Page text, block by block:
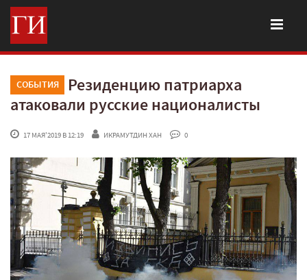
СОБЫТИЯ
Резиденцию патриарха
атаковали русские националисты
17 МАЯ'2019 В 12:19 ИКРАМУТДИН ХАН 0